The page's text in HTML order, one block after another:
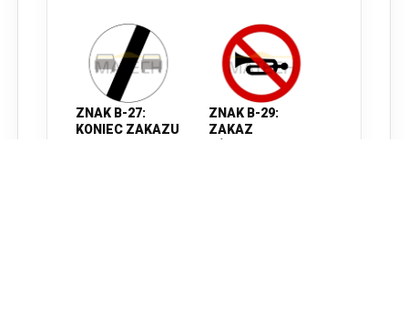
ZNAK B-27:
KONIEC ZAKAZU
ZNAK B-29:
ZAKAZ